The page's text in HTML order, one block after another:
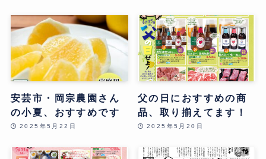
安芸市・岡宗農園さん
の小夏、おすすめです
2025年5月22日
父の日におすすめの商
品、取り揃えてます！
2025年5月20日